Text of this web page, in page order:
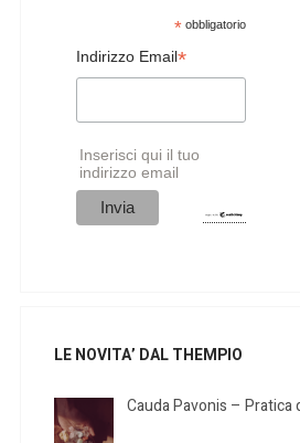
*obbligatorio
Indirizzo Email*
Inserisci qui il tuo
indirizzo email
LE NOVITA’ DAL THEMPIO
Cauda Pavonis – Pratica